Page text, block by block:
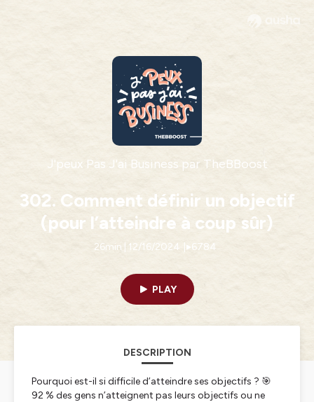
J'peux Pas J'ai Business par TheBBoost
302. Comment définir un objectif
(pour l’atteindre à coup sûr)
26min | 12/16/2024 6784
PLAY
DESCRIPTION
Pourquoi est-il si difficile d’atteindre ses objectifs ? 🎯
92 % des gens n’atteignent pas leurs objectifs ou ne